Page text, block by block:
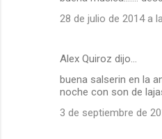
28 de julio de 2014 a
Alex Quiroz dijo…
buena salserin en la
noche con son de
3 de septiembre de